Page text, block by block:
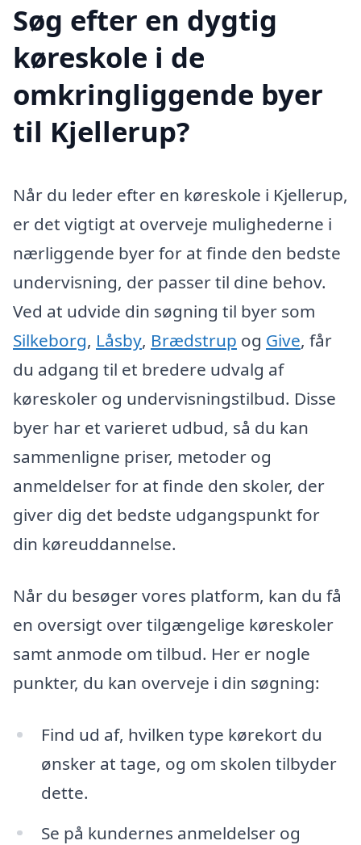
Søg efter en dygtig
køreskole i de
omkringliggende byer
til Kjellerup?
Når du leder efter en køreskole i Kjellerup,
er det vigtigt at overveje mulighederne i
nærliggende byer for at finde den bedste
undervisning, der passer til dine behov.
Ved at udvide din søgning til byer som
Silkeborg, Låsby, Brædstrup og Give, får
du adgang til et bredere udvalg af
køreskoler og undervisningstilbud. Disse
byer har et varieret udbud, så du kan
sammenligne priser, metoder og
anmeldelser for at finde den skoler, der
giver dig det bedste udgangspunkt for
din køreuddannelse.
Når du besøger vores platform, kan du få
en oversigt over tilgængelige køreskoler
samt anmode om tilbud. Her er nogle
punkter, du kan overveje i din søgning:
Find ud af, hvilken type kørekort du
ønsker at tage, og om skolen tilbyder
dette.
Se på kundernes anmeldelser og